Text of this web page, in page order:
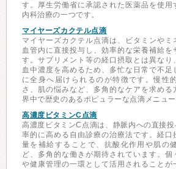
す。厚生労働省に承認された医薬品を使用
内科治療の一つです。
マイヤーズカクテル点滴
マイヤーズカクテル点滴は、ビタミンやミ
血管内に直接投与し、効率的な栄養補給を
す。サプリメント等の経口摂取とは異なり
血中濃度を高めるため、多忙な日常で不足
に全身へ届けられるのが特徴です。慢性
さ、肌の悩みなど、多角的なケアを求める
界中で歴史のあるポピュラーな点滴メニュー
高濃度ビタミンC点滴
高濃度ビタミンC点滴は、静脈内への直接
率的に高める自由診療の治療法です。経口
量を補給することで、抗酸化作用や肌の
ど、多角的な働きが期待されています。個
や健康管理の一環として活用されることが